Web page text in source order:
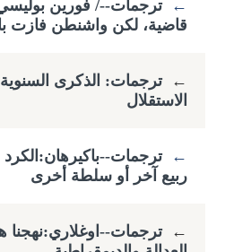
← ترجمات--/ فورين
قاضية، لكن واشنطن فازت
←
الاستقلال
← ترجمات--باكيرهان:الكرد
ربيع آخر أو سلطة أخرى
← ترجمات--اوغلاري:نهجنا